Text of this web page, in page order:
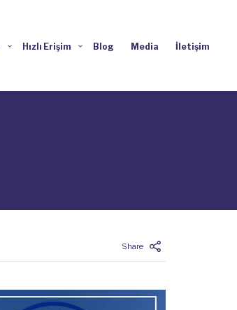
Hızlı Erişim Blog Media İletişim
Share